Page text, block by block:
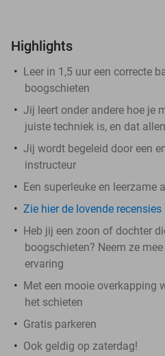
Highlights
Leer in 1,5 uur een correcte
boogschieten
Jij leert onder andere hoe je
juiste techniek is, en dat
Jij wordt begeleid door een
instructeur
Een superleuke en leerzame
Zie hier de lovende recensies
Heb jij een zoon of dochter
boogschieten? Neem ze
ervaring
Met een mooie overkapping
het schieten
Gratis parkeren
Ook geldig op zaterdag!